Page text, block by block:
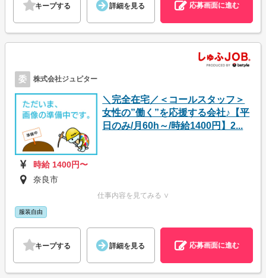
キープする 詳細を見る 応募画面に進む
委 株式会社ジュピター
＼完全在宅／＜コールスタッフ＞
女性の”働く”を応援する会社♪【平
日のみ/月60h～/時給1400円】2...
時給 1400円〜
奈良市
仕事内容を見てみる ∨
服装自由
キープする 詳細を見る 応募画面に進む